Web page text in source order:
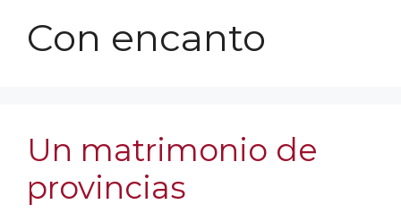
Con encanto
Un matrimonio de
provincias